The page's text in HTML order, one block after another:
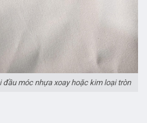
móc nhựa xoay hoặc kim loại tròn